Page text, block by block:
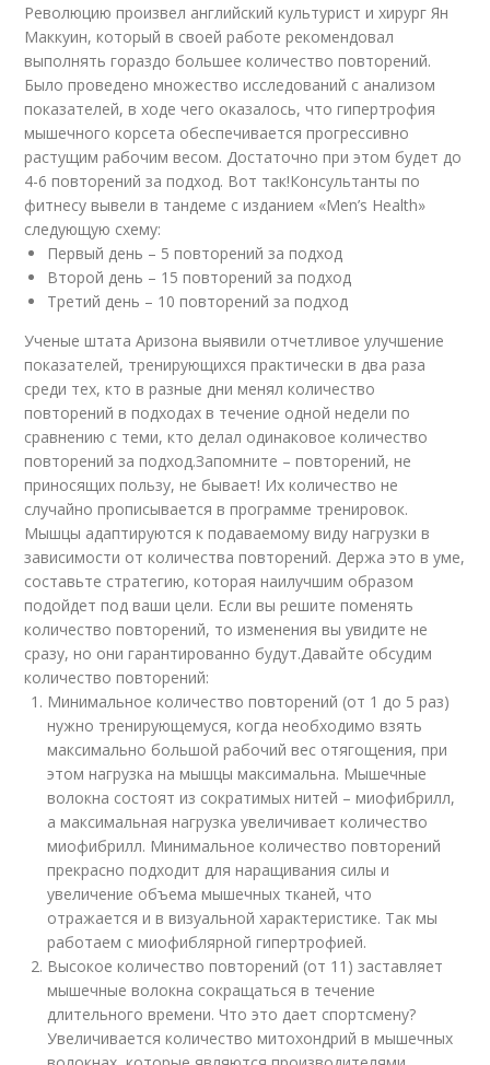
Революцию произвел английский культурист и хирург Ян
Маккуин, который в своей работе рекомендовал
выполнять гораздо большее количество повторений.
Было проведено множество исследований с анализом
показателей, в ходе чего оказалось, что гипертрофия
мышечного корсета обеспечивается прогрессивно
растущим рабочим весом. Достаточно при этом будет до
4-6 повторений за подход. Вот так!Консультанты по
фитнесу вывели в тандеме с изданием «Men’s Health»
следующую схему:
Первый день – 5 повторений за подход
Второй день – 15 повторений за подход
Третий день – 10 повторений за подход
Ученые штата Аризона выявили отчетливое улучшение
показателей, тренирующихся практически в два раза
среди тех, кто в разные дни менял количество
повторений в подходах в течение одной недели по
сравнению с теми, кто делал одинаковое количество
повторений за подход.Запомните – повторений, не
приносящих пользу, не бывает! Их количество не
случайно прописывается в программе тренировок.
Мышцы адаптируются к подаваемому виду нагрузки в
зависимости от количества повторений. Держа это в уме,
составьте стратегию, которая наилучшим образом
подойдет под ваши цели. Если вы решите поменять
количество повторений, то изменения вы увидите не
сразу, но они гарантированно будут.Давайте обсудим
количество повторений:
Минимальное количество повторений (от 1 до 5 раз)
нужно тренирующемуся, когда необходимо взять
максимально большой рабочий вес отягощения, при
этом нагрузка на мышцы максимальна. Мышечные
волокна состоят из сократимых нитей – миофибрилл,
а максимальная нагрузка увеличивает количество
миофибрилл. Минимальное количество повторений
прекрасно подходит для наращивания силы и
увеличение объема мышечных тканей, что
отражается и в визуальной характеристике. Так мы
работаем с миофиблярной гипертрофией.
Высокое количество повторений (от 11) заставляет
мышечные волокна сокращаться в течение
длительного времени. Что это дает спортсмену?
Увеличивается количество митохондрий в мышечных